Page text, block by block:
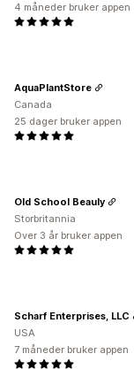
4 måneder bruker appen
AquaPlantStore
Canada
25 dager bruker appen
Old School Beauly
Storbritannia
Over 3 år bruker appen
Scharf Enterprises, LLC
USA
7 måneder bruker appen